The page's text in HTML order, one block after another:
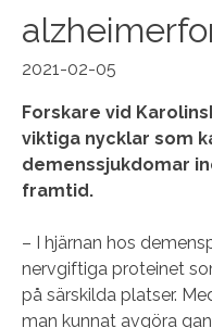
2021-02-05
Forskare vid
viktiga nycklar som
demenssjukdomar
framtid.
– I hjärnan hos
nervgiftiga proteinet
på särskilda platser.
man kunnat avgöra